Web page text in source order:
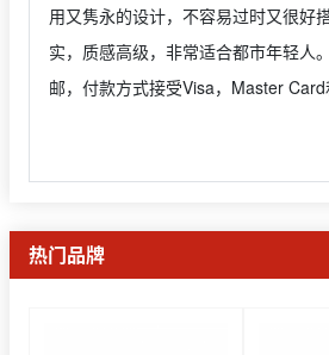
用又隽永的设计，不容易过时又很好
实，质感高级，非常适合都市年轻人
邮，付款方式接受Visa，Master Card
热门品牌